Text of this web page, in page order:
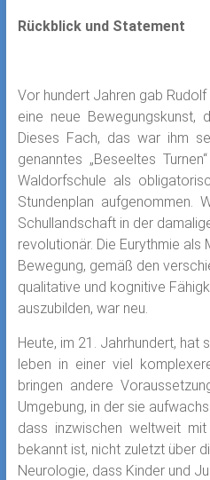
Rückblick und Statement
Vor hundert Jahren gab
eine neue Bewegungskunst,
Dieses Fach, das war ihm
genanntes „Beseeltes
Waldorfschule als
Stundenplan aufgenommen.
Schullandschaft in der
revolutionär. Die Eurythmie als
Bewegung, gemäß den
qualitative und kognitive
auszubilden, war neu.
Heute, im 21. Jahrhundert, hat
leben in einer viel
bringen andere
Umgebung, in der sie
dass inzwischen weltweit mit
bekannt ist, nicht zuletzt über
Neurologie, dass Kinder und